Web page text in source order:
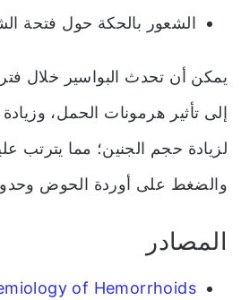
الشعور بالحكة حول فتحة
يمكن أن تحدث البواسير خلال
إلى تأثير هرمونات الحمل،
لزيادة حجم الجنين؛ مما يترتب
والضغط على أوردة الحوض
المصادر
of Hemorrhoids